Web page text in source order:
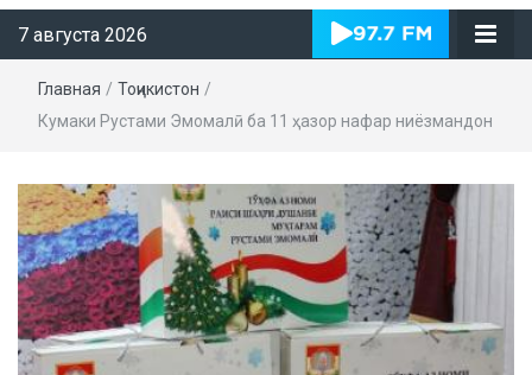
7 августа 2026
Главная / Тоҷикистон /
Кумаки Рустами Эмомалӣ ба 11 ҳазор нафар ниёзмандон